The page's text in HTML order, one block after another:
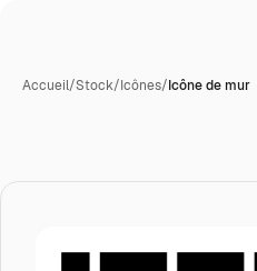
Accueil/Stock/Icônes/Icône de mur